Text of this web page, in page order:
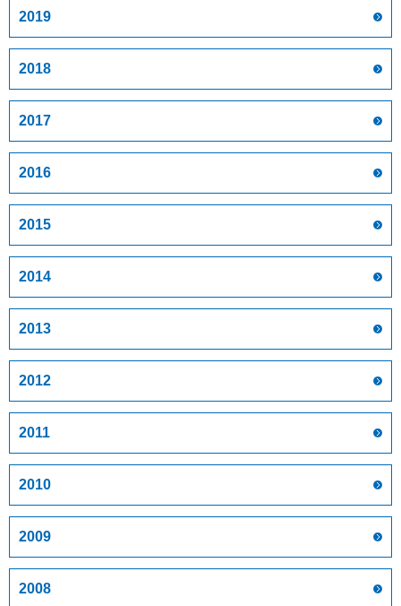
2019
2018
2017
2016
2015
2014
2013
2012
2011
2010
2009
2008